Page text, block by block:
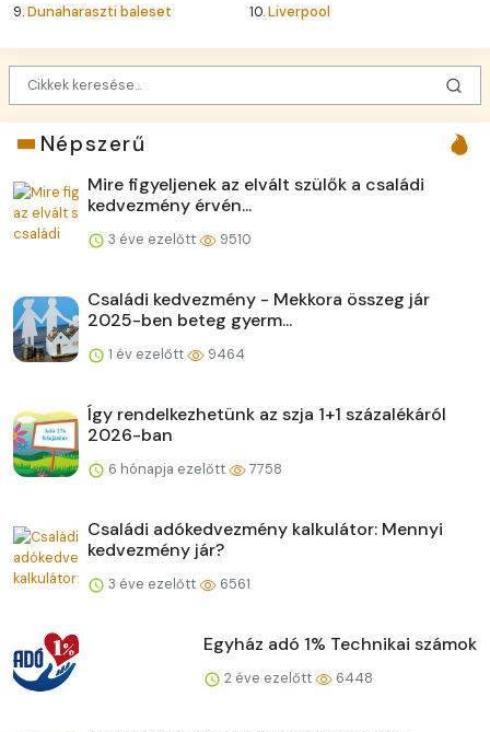
9.Dunaharaszti baleset 10.Liverpool
Népszerű
Mire figyeljenek az elvált szülők a családi
kedvezmény érvén...
3 éve ezelőtt 9510
Családi kedvezmény - Mekkora összeg jár
2025-ben beteg gyerm...
1 év ezelőtt 9464
Így rendelkezhetünk az szja 1+1 százalékáról
2026-ban
6 hónapja ezelőtt 7758
Családi adókedvezmény kalkulátor: Mennyi
kedvezmény jár?
3 éve ezelőtt 6561
Egyház adó 1% Technikai számok
2 éve ezelőtt 6448